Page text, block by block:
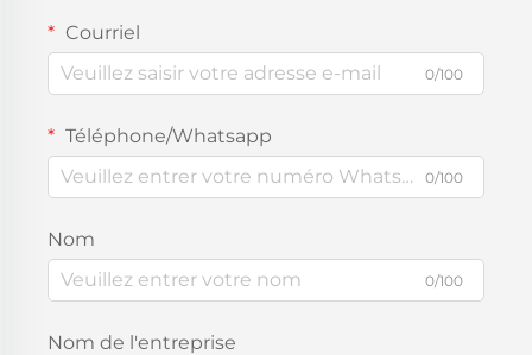
Courriel
0/100
Téléphone/Whatsapp
0/100
Nom
0/100
Nom de l'entreprise